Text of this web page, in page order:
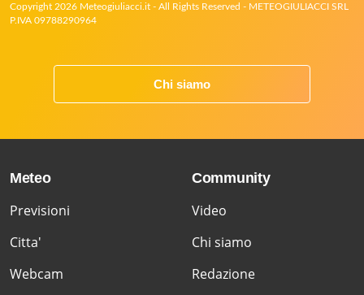
Copyright 2026 Meteogiuliacci.it - All Rights Reserved - METEOGIULIACCI SRL
P.IVA 09788290964
Chi siamo
Meteo
Previsioni
Citta'
Webcam
Community
Video
Chi siamo
Redazione